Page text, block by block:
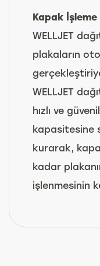
Kapak İşleme
WELLJET
plakaların
WELLJET
hızlı ve
kapasitesine
kurarak,
kadar
işlenmesinin